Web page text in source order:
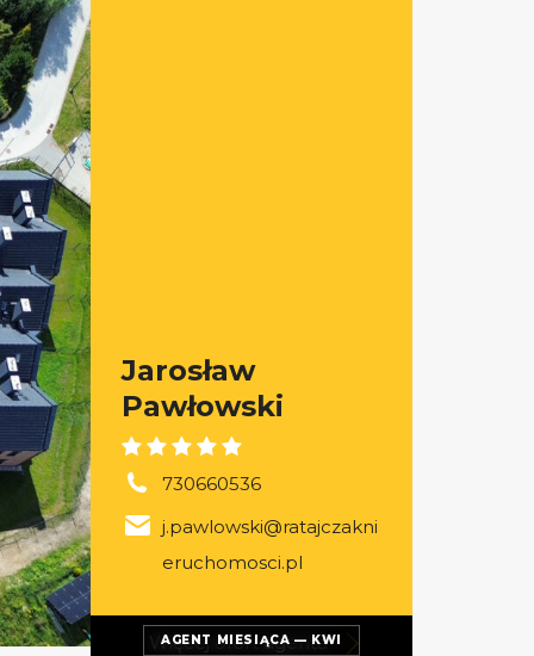
AGENT MIESIĄCA — KWI
Jarosław
Pawłowski
730660536
j.pawlowski@ratajczakni
eruchomosci.pl
Więcej ofertagenta